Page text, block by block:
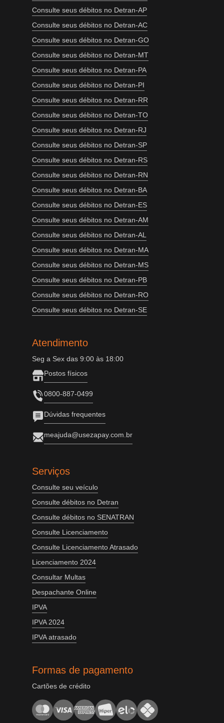
Consulte seus débitos no Detran-AP
Consulte seus débitos no Detran-AC
Consulte seus débitos no Detran-GO
Consulte seus débitos no Detran-MT
Consulte seus débitos no Detran-PA
Consulte seus débitos no Detran-PI
Consulte seus débitos no Detran-RR
Consulte seus débitos no Detran-TO
Consulte seus débitos no Detran-RJ
Consulte seus débitos no Detran-SP
Consulte seus débitos no Detran-RS
Consulte seus débitos no Detran-RN
Consulte seus débitos no Detran-BA
Consulte seus débitos no Detran-ES
Consulte seus débitos no Detran-AM
Consulte seus débitos no Detran-AL
Consulte seus débitos no Detran-MA
Consulte seus débitos no Detran-MS
Consulte seus débitos no Detran-PB
Consulte seus débitos no Detran-RO
Consulte seus débitos no Detran-SE
Atendimento
Seg a Sex das 9:00 às 18:00
Postos físicos
0800-887-0499
Dúvidas frequentes
meajuda@usezapay.com.br
Serviços
Consulte seu veículo
Consulte débitos no Detran
Consulte débitos no SENATRAN
Consulte Licenciamento
Consulte Licenciamento Atrasado
Licenciamento 2024
Consultar Multas
Despachante Online
IPVA
IPVA 2024
IPVA atrasado
Formas de pagamento
Cartões de crédito